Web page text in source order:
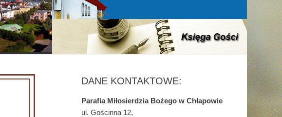
DANE KONTAKTOWE:
Parafia Miłosierdzia Bożego w Chłapowie
ul. Gościnna 12,